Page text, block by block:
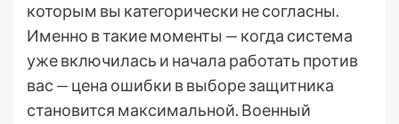
которым вы категорически не согласны.
Именно в такие моменты — когда система
уже включилась и начала работать против
вас — цена ошибки в выборе защитника
становится максимальной. Военный